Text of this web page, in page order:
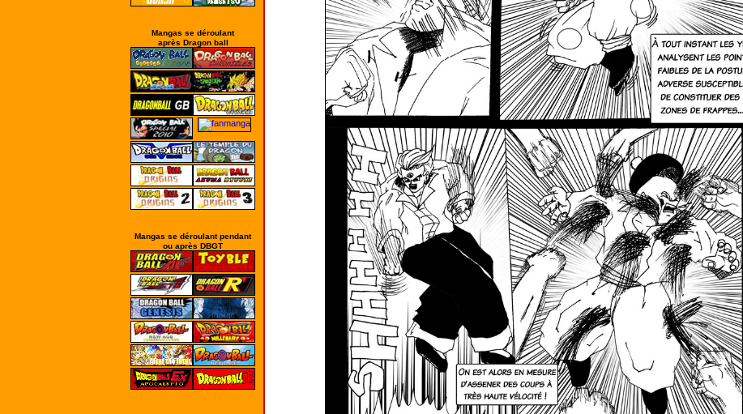
Mangas se déroulant
après Dragon ball
Mangas se déroulant pendant
ou après DBGT